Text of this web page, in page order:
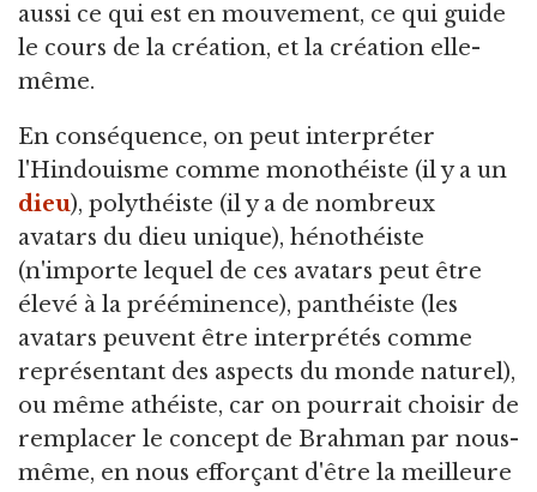
aussi ce qui est en mouvement, ce qui guide
le cours de la création, et la création elle-
même.
En conséquence, on peut interpréter
l'Hindouisme comme monothéiste (il y a un
dieu), polythéiste (il y a de nombreux
avatars du dieu unique), hénothéiste
(n'importe lequel de ces avatars peut être
élevé à la prééminence), panthéiste (les
avatars peuvent être interprétés comme
représentant des aspects du monde naturel),
ou même athéiste, car on pourrait choisir de
remplacer le concept de Brahman par nous-
même, en nous efforçant d'être la meilleure